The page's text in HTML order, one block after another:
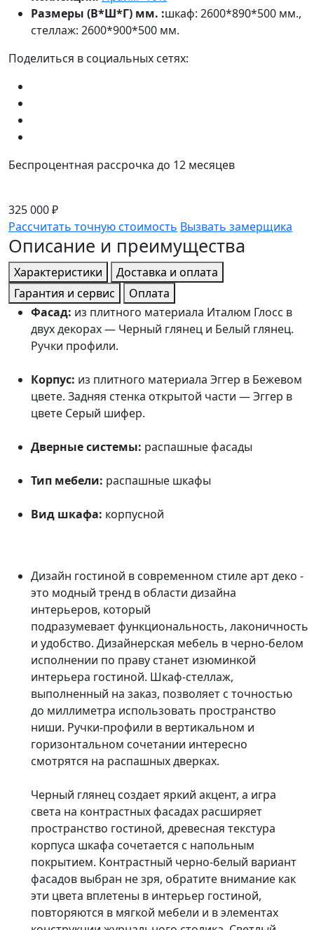
Размеры (В*Ш*Г) мм. :шкаф: 2600*890*500 мм.,
стеллаж: 2600*900*500 мм.
Поделиться в социальных сетях:
Беспроцентная рассрочка до 12 месяцев
325 000 ₽
Рассчитать точную стоимость Вызвать замерщика
Описание и преимущества
Характеристики
Доставка и оплата
Гарантия и сервис
Оплата
Фасад: из плитного материала Италюм Глосс в
двух декорах — Черный глянец и Белый глянец.
Ручки профили.
Корпус: из плитного материала Эггер в Бежевом
цвете. Задняя стенка открытой части — Эггер в
цвете Серый шифер.
Дверные системы: распашные фасады
Тип мебели: распашные шкафы
Вид шкафа: корпусной
Дизайн гостиной в современном стиле арт деко -
это модный тренд в области дизайна
интерьеров, который
подразумевает функциональность, лаконичность
и удобство. Дизайнерская мебель в черно-белом
исполнении по праву станет изюминкой
интерьера гостиной. Шкаф-стеллаж,
выполненный на заказ, позволяет с точностью
до миллиметра использовать пространство
ниши. Ручки-профили в вертикальном и
горизонтальном сочетании интересно
смотрятся на распашных дверках.
Черный глянец создает яркий акцент, а игра
света на контрастных фасадах расширяет
пространство гостиной, древесная текстура
корпуса шкафа сочетается с напольным
покрытием. Контрастный черно-белый вариант
фасадов выбран не зря, обратите внимание как
эти цвета вплетены в интерьер гостиной,
повторяются в мягкой мебели и в элементах